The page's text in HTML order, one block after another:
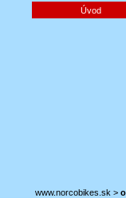
Úvod
www.norcobikes.sk >